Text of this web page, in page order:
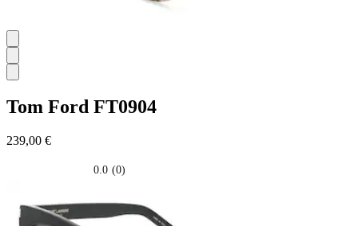
Tom Ford FT0904
239,00 €
0.0 (0)
stelle.